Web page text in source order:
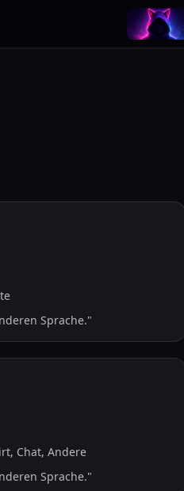
Sprache."
Chat, Andere
Sprache."